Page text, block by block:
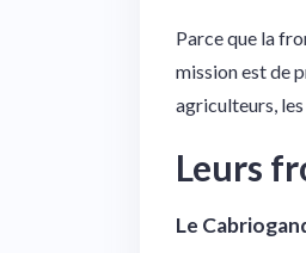
Parce que la
mission est de
agriculteurs,
Leurs
Le